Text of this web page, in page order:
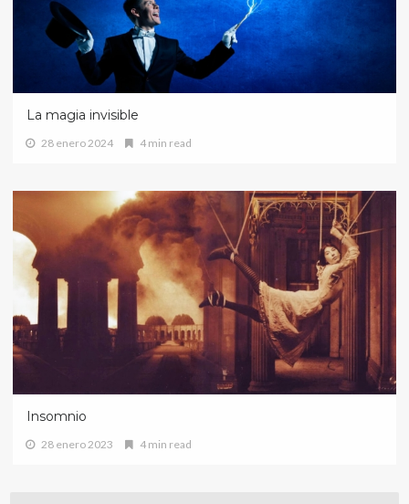
La magia invisible
28 enero 2024 4 min read
Insomnio
28 enero 2023 4 min read